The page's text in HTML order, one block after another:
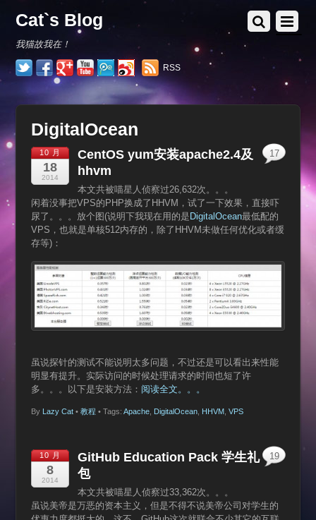
Cat`s Blog
我猫故我在！
RSS
DigitalOcean
10 月
18
2014
CentOS yum安装apache2.4及
hhvm
本文共被喵星人侦察过26,632次。。。
闲着没事把VPS的PHP换成了HHVM，试了一下效果，直接吓
尿了。。。放个图(说明下我现在用的是 DigitalOcean最低配的
VPS，也就是单核512内存的，除了HHVM未做任何优化或者缓
存等)：
虽说探针的测试不能说明太多问题，不过还是可以看出来性能
明显有提升。实际访问的时候处理请求的时间也短了许
多。。。以下是安装方法： 阅读全文。。。
By Lazy Cat• 教程
17
• Tags: Apache, DigitalOcean, HHVM, VPS
10 月
8
2014
GitHub Education Pack 学生礼
包
本文共被喵星人侦察过33,362次。。。
虽说美帝是万恶的资本主义，但是不得不说美帝公司对学生的
19